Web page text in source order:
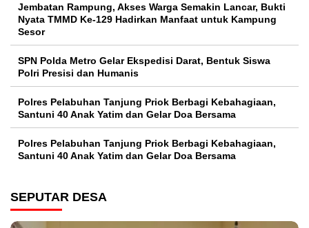
Jembatan Rampung, Akses Warga Semakin Lancar, Bukti
Nyata TMMD Ke-129 Hadirkan Manfaat untuk Kampung
Sesor
SPN Polda Metro Gelar Ekspedisi Darat, Bentuk Siswa
Polri Presisi dan Humanis
Polres Pelabuhan Tanjung Priok Berbagi Kebahagiaan,
Santuni 40 Anak Yatim dan Gelar Doa Bersama
Polres Pelabuhan Tanjung Priok Berbagi Kebahagiaan,
Santuni 40 Anak Yatim dan Gelar Doa Bersama
SEPUTAR DESA